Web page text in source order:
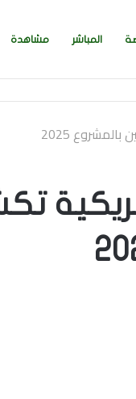
المباشر مشاهدة
2025